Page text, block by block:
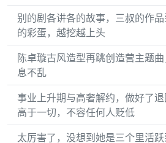
别的剧各讲各的故事，三叔的作
的彩蛋，越挖越上头
陈卓璇古风造型再跳创造营主题
息不乱
事业上升期与高奢解约，做好了
高于一切，不容任何人贬低
太厉害了，没想到她是三个里活